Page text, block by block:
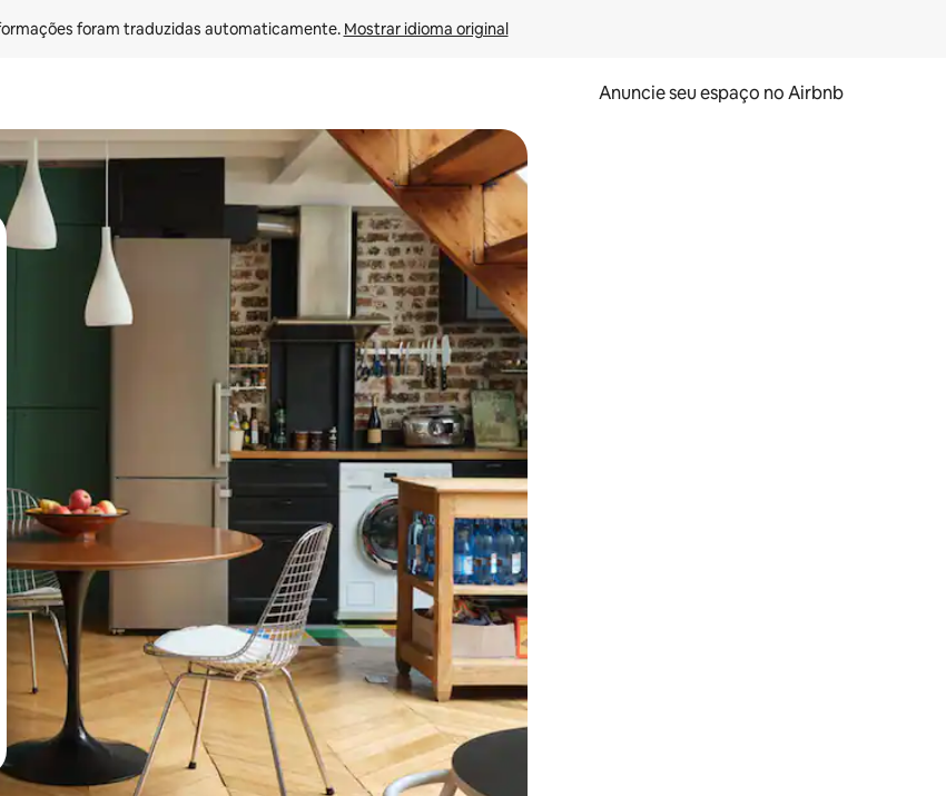
foram traduzidas automaticamente. Mostrar idioma original
Anuncie seu espaço no Airbnb
as seta para cima e para baixo do teclado ou tocando e deslizando o dedo na tela.